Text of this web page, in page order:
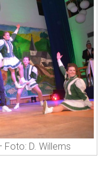
Foto: D. Willems